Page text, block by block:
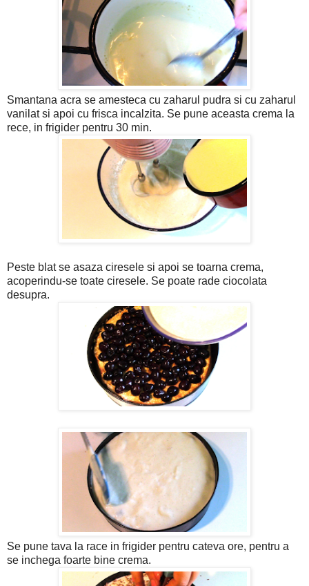
Smantana acra se amesteca cu zaharul pudra si cu zaharul
vanilat si apoi cu frisca incalzita. Se pune aceasta crema la
rece, in frigider pentru 30 min.
Peste blat se asaza ciresele si apoi se toarna crema,
acoperindu-se toate ciresele. Se poate rade ciocolata
desupra.
Se pune tava la race in frigider pentru cateva ore, pentru a
se inchega foarte bine crema.